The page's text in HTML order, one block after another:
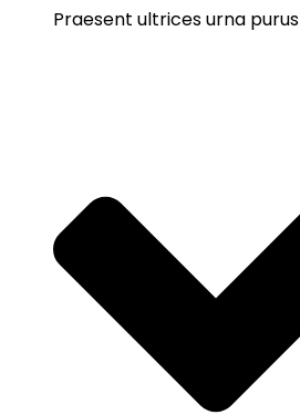
Praesent ultrices urna purus